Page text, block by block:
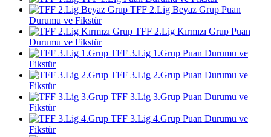
TFF 2.Lig Beyaz Grup Puan
Durumu ve Fikstür
TFF 2.Lig Kırmızı Grup Puan
Durumu ve Fikstür
TFF 3.Lig 1.Grup Puan Durumu ve
Fikstür
TFF 3.Lig 2.Grup Puan Durumu ve
Fikstür
TFF 3.Lig 3.Grup Puan Durumu ve
Fikstür
TFF 3.Lig 4.Grup Puan Durumu ve
Fikstür